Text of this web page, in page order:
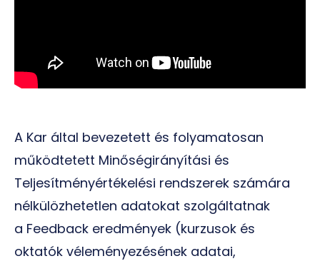
A Kar által bevezetett és folyamatosan
működtetett Minőségirányítási és
Teljesítményértékelési rendszerek számára
nélkülözhetetlen adatokat szolgáltatnak
a Feedback eredmények (kurzusok és
oktatók véleményezésének adatai,